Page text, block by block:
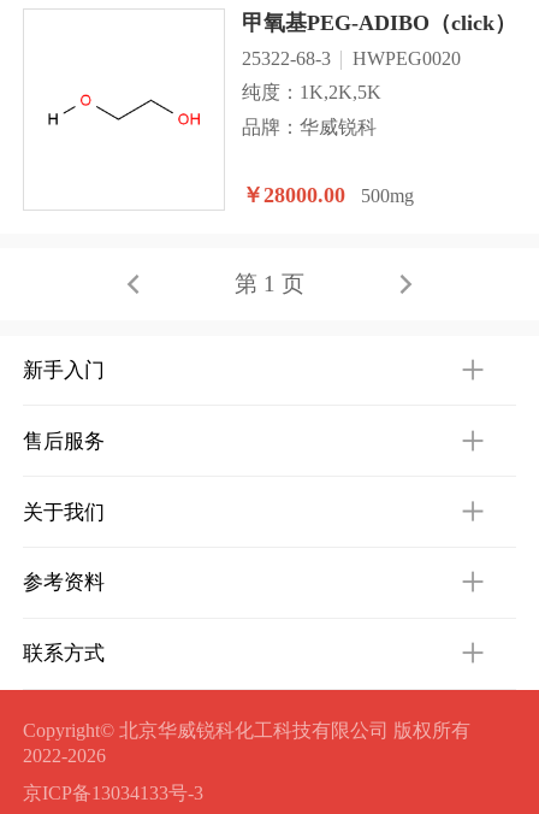
甲氧基PEG-ADIBO（click）
25322-68-3
HWPEG0020
纯度：1K,2K,5K
品牌：华威锐科
￥28000.00 500mg
第 1 页
新手入门
售后服务
关于我们
参考资料
联系方式
Copyright© 北京华威锐科化工科技有限公司 版权所有
2022-2026
京ICP备13034133号-3